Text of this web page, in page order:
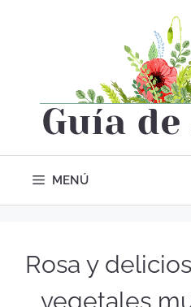
MENÚ
Rosa y
vegetales